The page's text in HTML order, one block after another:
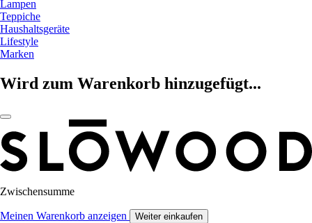
Lampen
Teppiche
Haushaltsgeräte
Lifestyle
Marken
Wird zum Warenkorb hinzugefügt...
Zwischensumme
Meinen Warenkorb anzeigen Weiter einkaufen